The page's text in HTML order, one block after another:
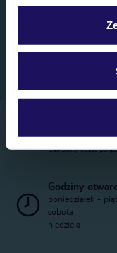
personalizować
Szczegółowe
Telefoniczne
22 270 31
Całkowity koszt
Godziny
poniedziałek -
sobota
niedziela